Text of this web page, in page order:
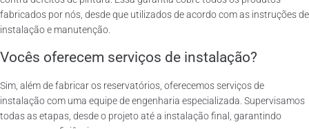
fabricados por nós, desde que utilizados de acordo com as instruções de
instalação e manutenção.
Vocês oferecem serviços de instalação?
Sim, além de fabricar os reservatórios, oferecemos serviços de
instalação com uma equipe de engenharia especializada. Supervisamos
todas as etapas, desde o projeto até a instalação final, garantindo